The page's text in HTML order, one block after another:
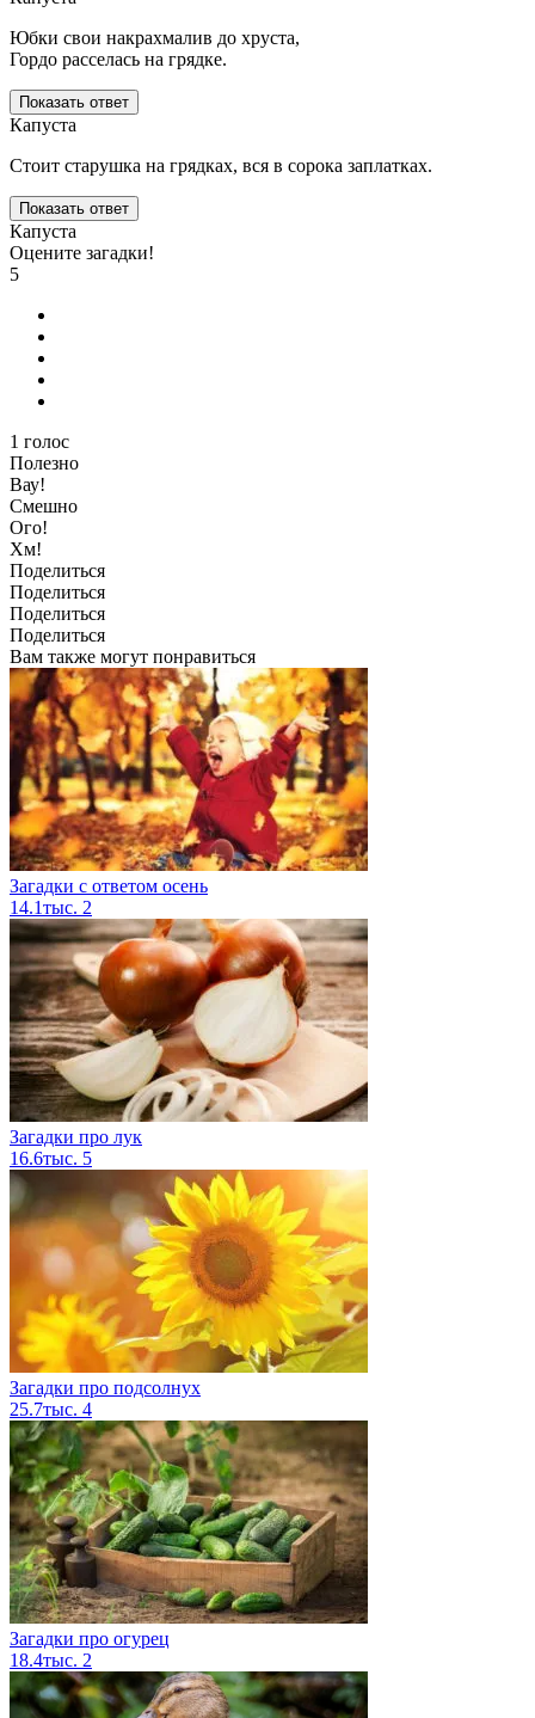
Юбки свои накрахмалив до хруста,
Гордо расселась на грядке.
Показать ответ
Капуста
Стоит старушка на грядках, вся в сорока заплатках.
Показать ответ
Капуста
Оцените загадки!
5
1 голос
Полезно
Вау!
Смешно
Ого!
Хм!
Поделиться
Поделиться
Поделиться
Поделиться
Вам также могут понравиться
Загадки с ответом осень
14.1тыс. 2
Загадки про лук
16.6тыс. 5
Загадки про подсолнух
25.7тыс. 4
Загадки про огурец
18.4тыс. 2